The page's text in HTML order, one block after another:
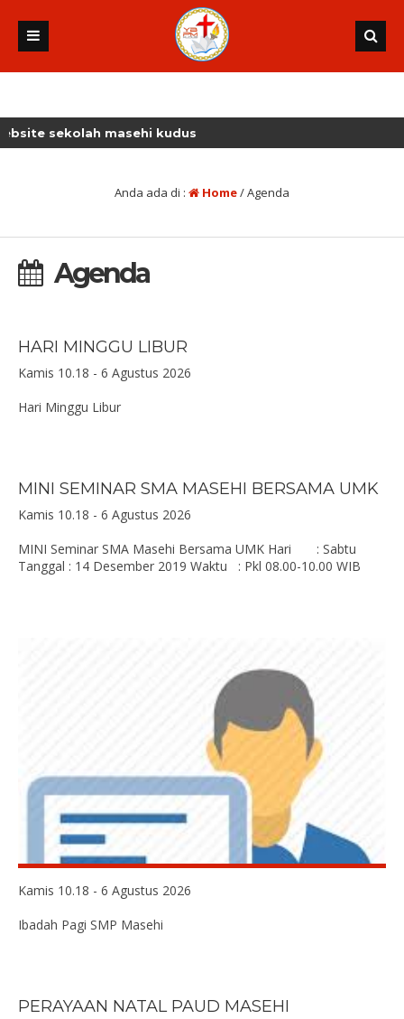
masehi kudus
Anda ada di : Home/Agenda
Agenda
HARI MINGGU LIBUR
Kamis 10.18 - 6 Agustus 2026
Hari Minggu Libur
MINI SEMINAR SMA MASEHI BERSAMA UMK
Kamis 10.18 - 6 Agustus 2026
MINI Seminar SMA Masehi Bersama UMK Hari : Sabtu
Tanggal : 14 Desember 2019 Waktu : Pkl 08.00-10.00 WIB
Kamis 10.18 - 6 Agustus 2026
Ibadah Pagi SMP Masehi
PERAYAAN NATAL PAUD MASEHI